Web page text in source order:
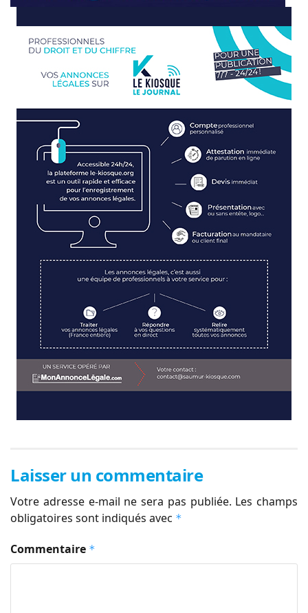
Laisser un commentaire
Votre adresse e-mail ne sera pas publiée. Les champs
obligatoires sont indiqués avec *
Commentaire *